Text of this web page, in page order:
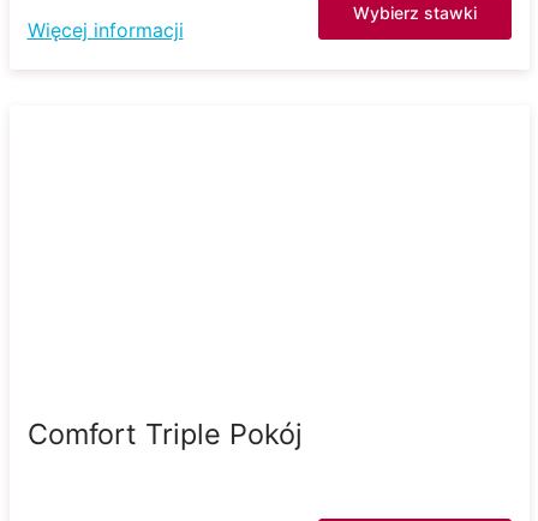
Więcej informacji
Wybierz stawki
Comfort Triple Pokój